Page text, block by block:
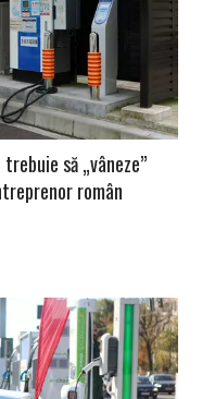
să „vâneze”
român